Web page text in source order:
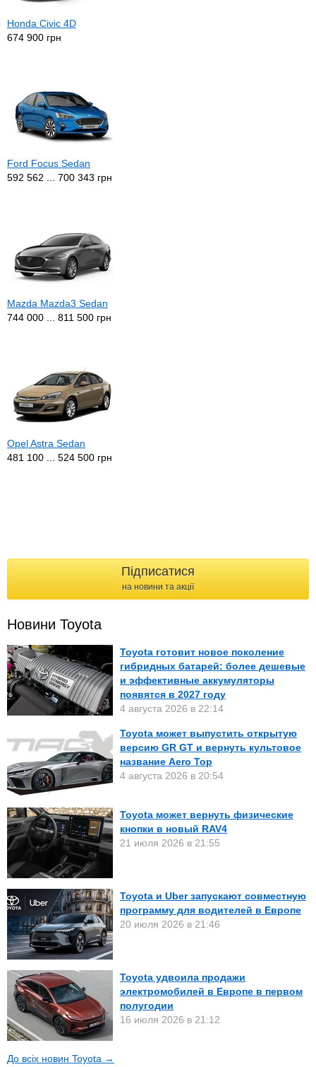
Honda Civic 4D
674 900 грн
Ford Focus Sedan
592 562 ... 700 343 грн
Mazda Mazda3 Sedan
744 000 ... 811 500 грн
Opel Astra Sedan
481 100 ... 524 500 грн
Підписатися
на новини та акції
Новини Toyota
Toyota готовит новое поколение
гибридных батарей: более дешевые
и эффективные аккумуляторы
появятся в 2027 году
4 августа 2026 в 22:14
Toyota может выпустить открытую
версию GR GT и вернуть культовое
название Aero Top
4 августа 2026 в 20:54
Toyota может вернуть физические
кнопки в новый RAV4
21 июля 2026 в 21:55
Toyota и Uber запускают совместную
программу для водителей в Европе
20 июля 2026 в 21:46
Toyota удвоила продажи
электромобилей в Европе в первом
полугодии
16 июля 2026 в 21:12
До всіх новин Toyota →